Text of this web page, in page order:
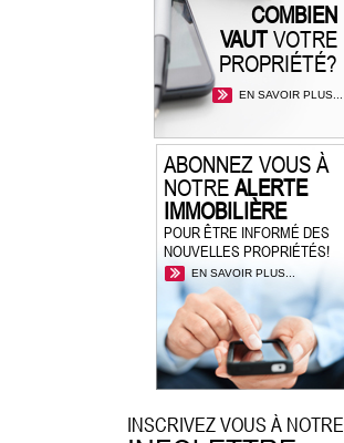
COMBIEN
VAUT VOTRE
PROPRIÉTÉ?
EN SAVOIR PLUS...
ABONNEZ VOUS À
NOTREALERTE
IMMOBILIÈRE
POUR ÊTRE INFORMÉ DES
NOUVELLES PROPRIÉTÉS!
EN SAVOIR PLUS...
INSCRIVEZ VOUS À NOTRE